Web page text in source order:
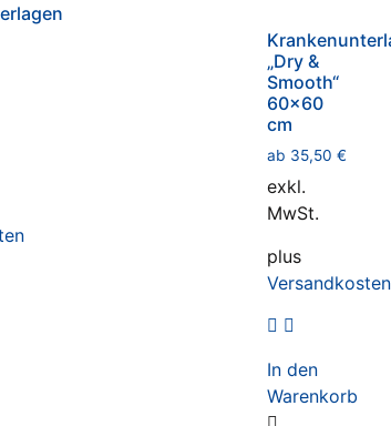
„Dry &
Smooth“
60×60
cm
ab 35,50 €
exkl.
MwSt.
plus
Versandkosten
In den
Warenkorb